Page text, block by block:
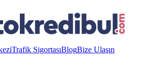
Trafik SigortasıBlogBize Ulaşın